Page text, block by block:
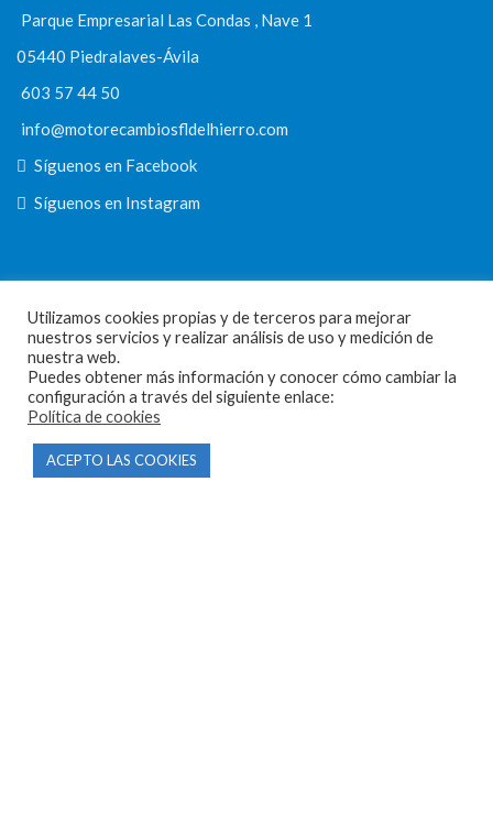
Parque Empresarial Las Condas , Nave 1
05440 Piedralaves-Ávila
603 57 44 50
info@motorecambiosfldelhierro.com
Síguenos en Facebook
Síguenos en Instagram
Inicio
Tienda
Tasamos tu moto
Contacto
Utilizamos cookies propias y de terceros para mejorar
nuestros servicios y realizar análisis de uso y medición de
nuestra web.
Puedes obtener más información y conocer cómo cambiar la
configuración a través del siguiente enlace:
Política de cookies
ACEPTO LAS COOKIES